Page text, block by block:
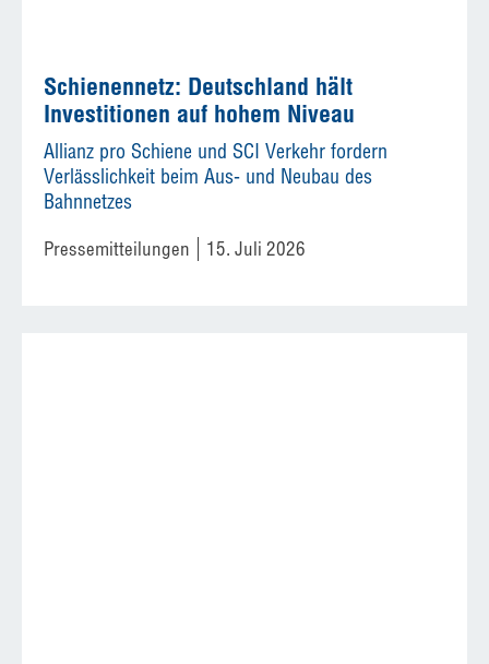
Schienennetz: Deutschland hält
Investitionen auf hohem Niveau
Allianz pro Schiene und SCI Verkehr fordern
Verlässlichkeit beim Aus- und Neubau des
Bahnnetzes
Pressemitteilungen 15. Juli 2026